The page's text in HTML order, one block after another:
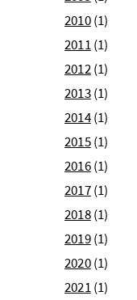
2010(1)
2011(1)
2012(1)
2013(1)
2014(1)
2015(1)
2016(1)
2017(1)
2018(1)
2019(1)
2020(1)
2021(1)